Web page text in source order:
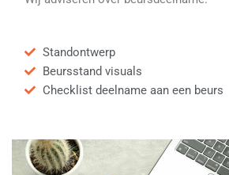
Standontwerp
Beursstand visuals
Checklist deelname aan een beurs